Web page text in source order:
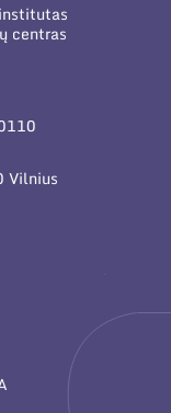
centras
Vilnius